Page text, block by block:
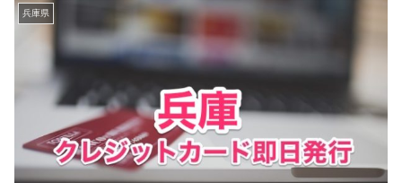
兵庫県